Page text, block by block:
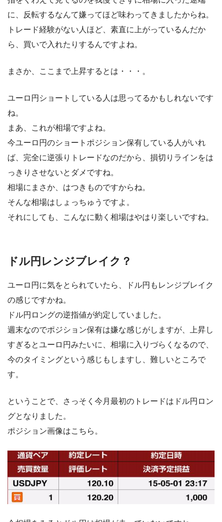
に、反転するなんて嫌ってほど味わってきましたからね。
トレード経験がない人ほど、素直に上がっているんだか
ら、買いで入れたりするんですよね。
まさか、ここまで上昇するとは・・・。
ユーロ円ショートしている人は思ってるかもしれないです
ね。
まあ、これが相場ですよね。
今ユーロ円のショートポジション保有している人がいれ
ば、完全に逆張りトレードなのだから、損切りラインをは
っきりさせないとダメですね。
相場にまさか、はつきものですからね。
そんな相場はしょっちゅうですよ。
それにしても、こんなに動く相場はやはり楽しいですね。
ドル円レンジブレイク？
ユーロ円に気をとられていたら、ドル円もレンジブレイク
の感じですかね。
ドル円ロングの逆指値が約定していました。
週末なのでポジション保有は嫌な感じがしますが、上昇し
すぎるとユーロ円みたいに、相場に入りづらくなるので、
今のタイミングという感じもしますし、難しいところで
す。
ということで、さっそく今月最初のトレードはドル円ロン
グとなりました。
ポジション画像はこちら。